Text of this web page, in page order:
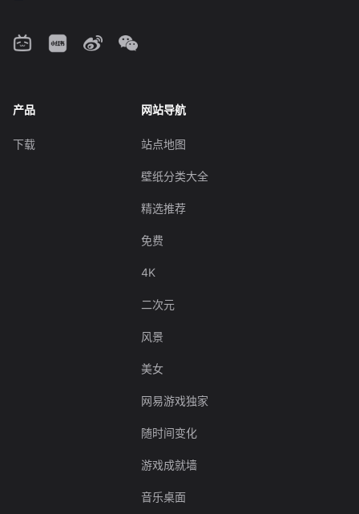
产品
下载
网站导航
站点地图
壁纸分类大全
精选推荐
免费
4K
二次元
风景
美女
网易游戏独家
随时间变化
游戏成就墙
音乐桌面